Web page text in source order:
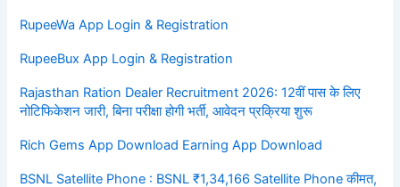
RupeeWa App Login & Registration
RupeeBux App Login & Registration
Rajasthan Ration Dealer Recruitment 2026: 12वीं पास के लिए
नोटिफिकेशन जारी, बिना परीक्षा होगी भर्ती, आवेदन प्रक्रिया शुरू
Rich Gems App Download Earning App Download
BSNL Satellite Phone : BSNL ₹1,34,166 Satellite Phone कीमत,